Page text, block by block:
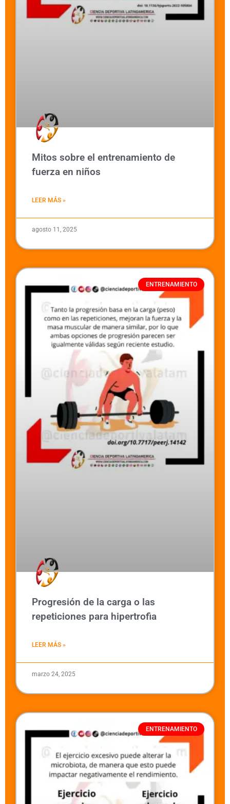
Mitos sobre el entrenamiento de
fuerza en niños
LEER MÁS »
agosto 11, 2025
ENTRENAMIENTO
Progresión de la carga o las
repeticiones para hipertrofia
LEER MÁS »
marzo 24, 2025
ENTRENAMIENTO